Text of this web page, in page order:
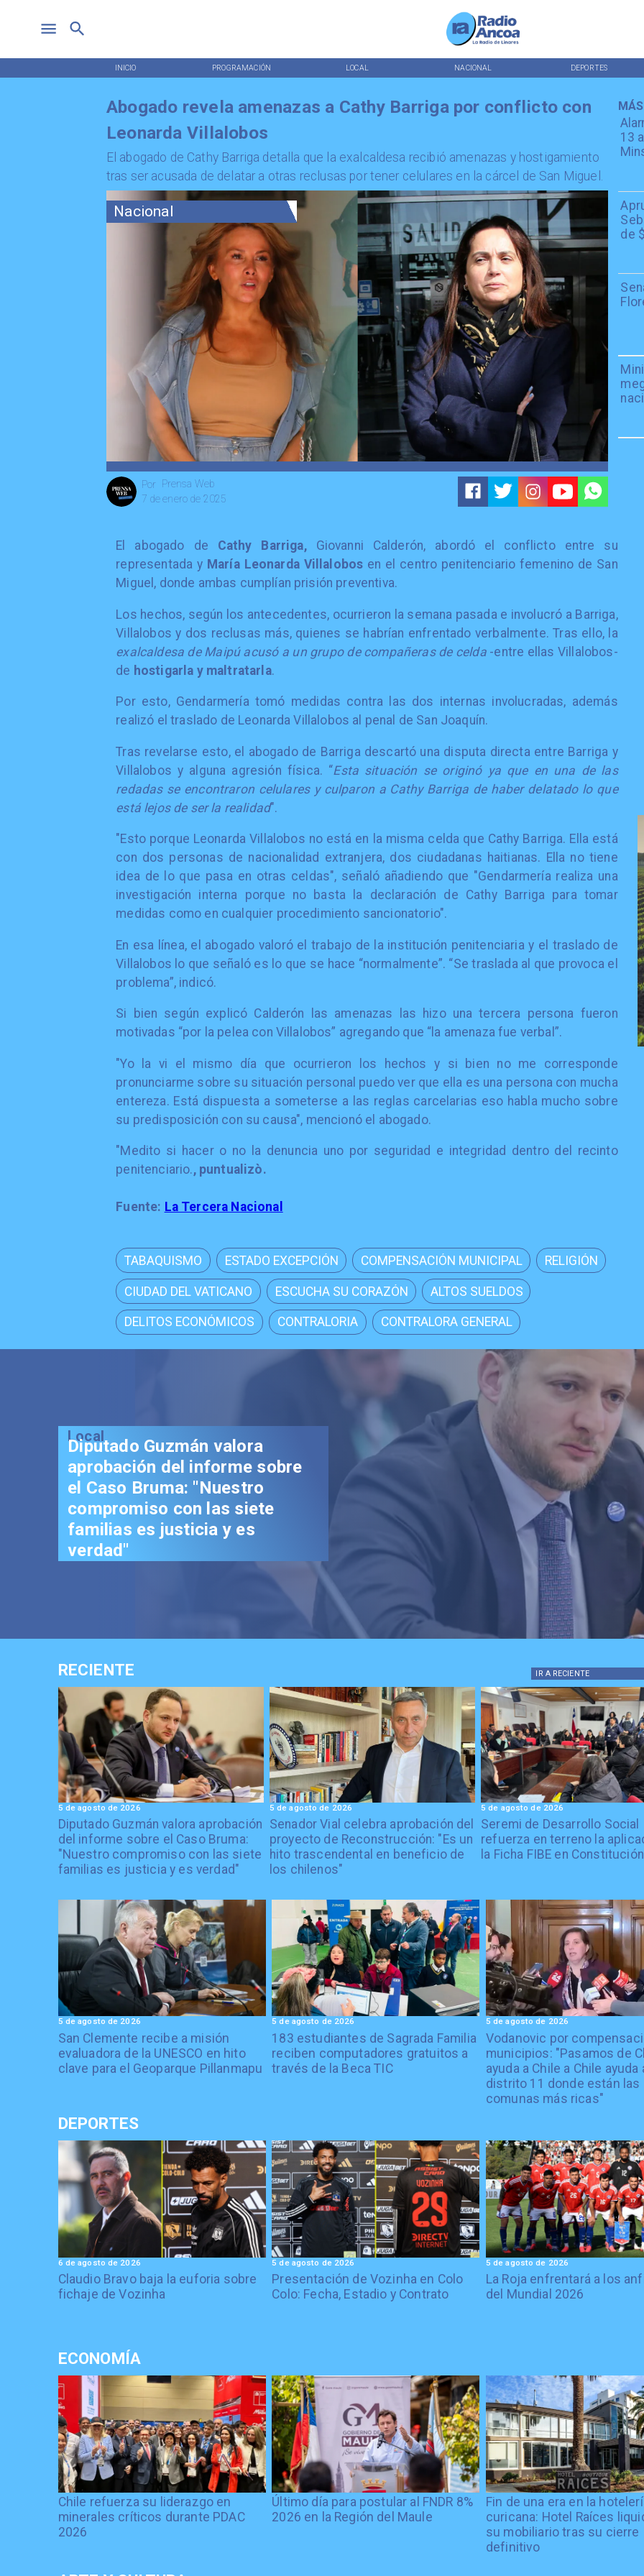
INICIO PROGRAMACIÓN LOCAL NACIONAL DEPORTES
Nacional
Prensa Web
Por
7 de enero de 2025
13
de
Abogado revela amenazas a Cathy Barriga por conflicto con
Leonarda Villalobos
El abogado de Cathy Barriga detalla que la exalcaldesa recibió amenazas y hostigamiento
tras ser acusada de delatar a otras reclusas por tener celulares en la cárcel de San Miguel.
El abogado de Cathy Barriga,Giovanni Calderón, abordó el conflicto entre su
representada y María Leonarda Villalobos en el centro penitenciario femenino de San
Miguel, donde ambas cumplían prisión preventiva.
Los hechos, según los antecedentes, ocurrieron la semana pasada e involucró a Barriga,
Villalobos y dos reclusas más, quienes se habrían enfrentado verbalmente. Tras ello, la
exalcaldesa de Maipú acusó a un grupo de compañeras de celda-entre ellas Villalobos-
de hostigarla y maltratarla.
Por esto, Gendarmería tomó medidas contra las dos internas involucradas, además
realizó el traslado de Leonarda Villalobos al penal de San Joaquín.
Tras revelarse esto, el abogado de Barriga descartó una disputa directa entre Barriga y
Villalobos y alguna agresión física. “Esta situación se originó ya que en una de las
redadas se encontraron celulares y culparon a Cathy Barriga de haber delatado lo que
está lejos de ser la realidad".
"Esto porque Leonarda Villalobos no está en la misma celda que Cathy Barriga. Ella está
con dos personas de nacionalidad extranjera, dos ciudadanas haitianas. Ella no tiene
idea de lo que pasa en otras celdas", señaló añadiendo que "Gendarmería realiza una
investigación interna porque no basta la declaración de Cathy Barriga para tomar
medidas como en cualquier procedimiento sancionatorio".
En esa línea, el abogado valoró el trabajo de la institución penitenciaria y el traslado de
Villalobos lo que señaló es lo que se hace “normalmente”. “Se traslada al que provoca el
problema”, indicó.
Si bien según explicó Calderón las amenazas las hizo una tercera persona fueron
motivadas “por la pelea con Villalobos” agregando que “la amenaza fue verbal”.
"Yo la vi el mismo día que ocurrieron los hechos y si bien no me corresponde
pronunciarme sobre su situación personal puedo ver que ella es una persona con mucha
entereza. Está dispuesta a someterse a las reglas carcelarias eso habla mucho sobre
su predisposición con su causa", mencionó el abogado.
"Medito si hacer o no la denuncia uno por seguridad e integridad dentro del recinto
penitenciario., puntualizò.
Fuente: La Tercera Nacional
TABAQUISMO ESTADO EXCEPCIÓN COMPENSACIÓN MUNICIPAL RELIGIÓN
CIUDAD DEL VATICANO ESCUCHA SU CORAZÓN ALTOS SUELDOS
DELITOS ECONÓMICOS CONTRALORIA CONTRALORA GENERAL
sobre
RECIENTE IR A RECIENTE
Diputado Guzmán valora aprobación
del informe sobre el Caso Bruma:
"Nuestro compromiso con las siete
familias es justicia y es verdad"
5 de agosto de 2026
Senador Vial celebra aprobación del
proyecto de Reconstrucción: "Es un
hito trascendental en beneficio de
los chilenos"
5 de agosto de 2026
Seremi de Desarrollo Social
refuerza en terreno la
la Ficha FIBE en Constitución
5 de agosto de 2026
San Clemente recibe a misión
evaluadora de la UNESCO en hito
clave para el Geoparque Pillanmapu
5 de agosto de 2026
183 estudiantes de Sagrada Familia
reciben computadores gratuitos a
través de la Beca TIC
5 de agosto de 2026
Vodanovic por
municipios: "Pasamos de
ayuda a Chile a Chile ayuda
distrito 11 donde están las
comunas más ricas"
5 de agosto de 2026
DEPORTES
Claudio Bravo baja la euforia sobre
fichaje de Vozinha
6 de agosto de 2026
Presentación de Vozinha en Colo
Colo: Fecha, Estadio y Contrato
5 de agosto de 2026
La Roja enfrentará a los
del Mundial 2026
5 de agosto de 2026
ECONOMÍA
Chile refuerza su liderazgo en
minerales críticos durante PDAC
2026
Último día para postular al FNDR 8%
2026 en la Región del Maule
Fin de una era en la
curicana: Hotel Raíces
su mobiliario tras su cierre
definitivo